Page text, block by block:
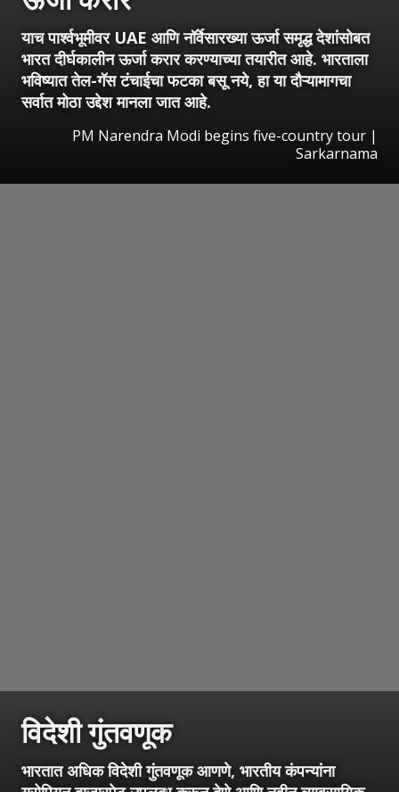
याच पार्श्वभूमीवर UAE आणि नॉर्वेसारख्या ऊर्जा समृद्ध देशांसोबत
भारत दीर्घकालीन ऊर्जा करार करण्याच्या तयारीत आहे. भारताला
भविष्यात तेल-गॅस टंचाईचा फटका बसू नये, हा या दौऱ्यामागचा
सर्वात मोठा उद्देश मानला जात आहे.
PM Narendra Modi begins five-country tour |
Sarkarnama
विदेशी गुंतवणूक
भारतात अधिक विदेशी गुंतवणूक आणणे, भारतीय कंपन्यांना